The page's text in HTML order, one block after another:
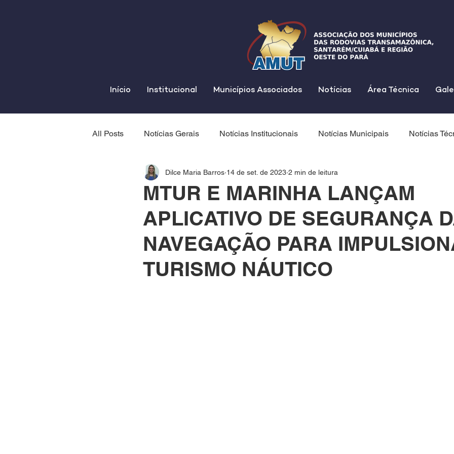
Início Institucional Municípios Associados Notícias Área Técnica
All Posts Notícias Gerais Notícias Institucionais Notícias Municipais Notícias
MTUR E MARINHA LANÇAM
APLICATIVO DE SEGURANÇA
NAVEGAÇÃO PARA
TURISMO NÁUTICO
Dilce Maria Barros 14 de set. de 2023 2 min de leitura